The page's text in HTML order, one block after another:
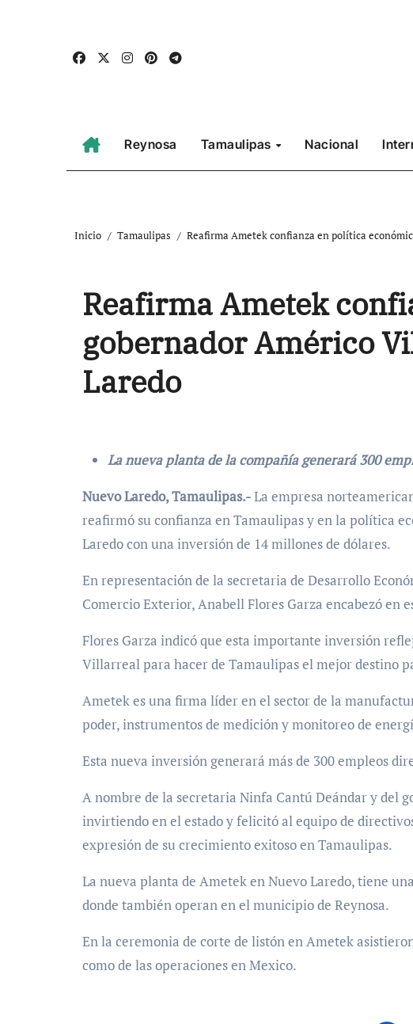
Reynosa Tamaulipas Nacional
Inicio Tamaulipas Reafirma Ametek confianza en política
Reafirma Ametek
gobernador Américo
Laredo
La nueva planta de la compañía generará 300
Nuevo Laredo, Tamaulipas.-La empresa
reafirmó su confianza en Tamaulipas y en la política
Laredo con una inversión de 14 millones de dólares.
En representación de la secretaria de Desarrollo
Comercio Exterior, Anabell Flores Garza encabezó
Flores Garza indicó que esta importante inversión
Villarreal para hacer de Tamaulipas el mejor destino
Ametek es una firma líder en el sector de la
poder, instrumentos de medición y monitoreo de
Esta nueva inversión generará más de 300 empleos
A nombre de la secretaria Ninfa Cantú Deándar y del
invirtiendo en el estado y felicitó al equipo de
expresión de su crecimiento exitoso en Tamaulipas.
La nueva planta de Ametek en Nuevo Laredo, tiene
donde también operan en el municipio de Reynosa.
En la ceremonia de corte de listón en Ametek
como de las operaciones en Mexico.